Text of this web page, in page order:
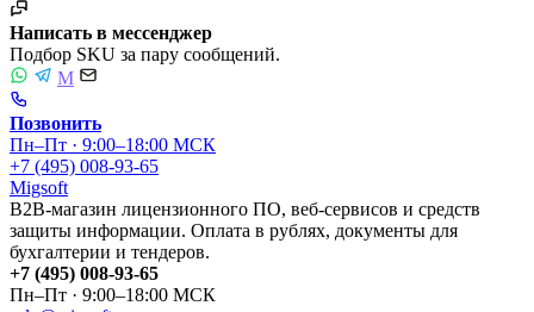
Написать в мессенджер
Подбор SKU за пару сообщений.
M
Позвонить
Пн–Пт · 9:00–18:00 МСК
+7 (495) 008-93-65
Migsoft
B2B-магазин лицензионного ПО, веб-сервисов и средств
защиты информации. Оплата в рублях, документы для
бухгалтерии и тендеров.
+7 (495) 008-93-65
Пн–Пт · 9:00–18:00 МСК